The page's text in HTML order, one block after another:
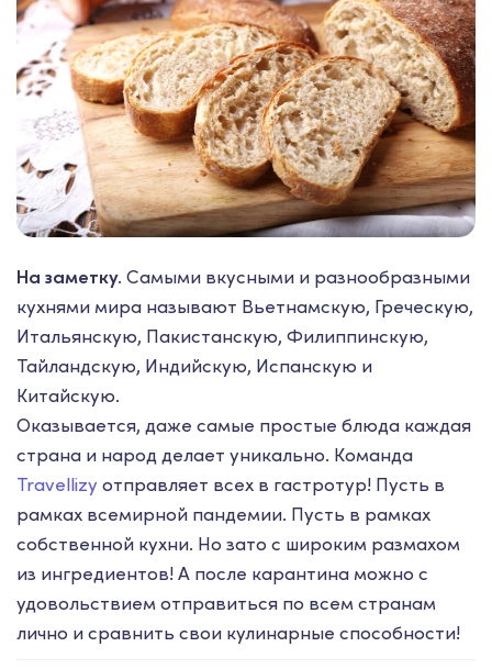
На заметку. Самыми вкусными и разнообразными
кухнями мира называют Вьетнамскую, Греческую,
Итальянскую, Пакистанскую, Филиппинскую,
Тайландскую, Индийскую, Испанскую и
Китайскую.
Оказывается, даже самые простые блюда каждая
страна и народ делает уникально. Команда
Travellizy отправляет всех в гастротур! Пусть в
рамках всемирной пандемии. Пусть в рамках
собственной кухни. Но зато с широким размахом
из ингредиентов! А после карантина можно с
удовольствием отправиться по всем странам
лично и сравнить свои кулинарные способности!